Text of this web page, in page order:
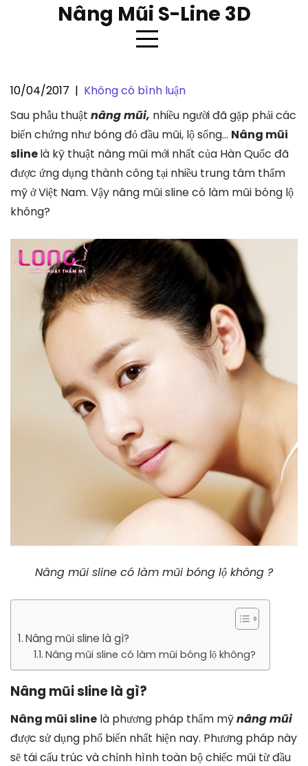
Nâng Mũi S-Line 3D
Nâng mũi sline có làm mũi bóng
lộ không ?
10/04/2017 | Không có bình luận
Sau phẫu thuật nâng mũi, nhiều người đã gặp phải các
biến chứng như bóng đỏ đầu mũi, lộ sống… Nâng mũi
slinelà kỹ thuật nâng mũi mới nhất của Hàn Quốc đã
được ứng dụng thành công tại nhiều trung tâm thẩm
mỹ ở Việt Nam. Vậy nâng mũi sline có làm mũi bóng lộ
không?
Nâng mũi sline có làm mũi bóng lộ không ?
Nâng mũi sline là gì?
Nâng mũi sline có làm mũi bóng lộ không?
Nâng mũi sline là gì?
Nâng mũi sline là phương pháp thẩm mỹnâng mũi
được sử dụng phổ biến nhất hiện nay. Phương pháp này
sẽ tái cấu trúc và chỉnh hình toàn bộ chiếc mũi từ đầu